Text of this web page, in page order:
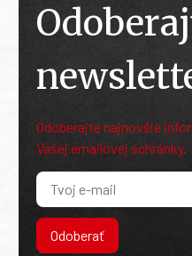
Odoberajte najnovšie
Vašej emailovej schránky.
Odoberať